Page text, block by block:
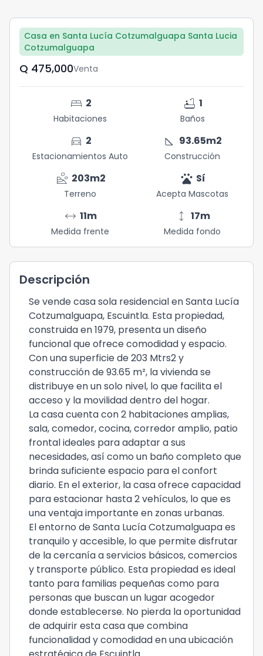
Casa en Santa Lucía Cotzumalguapa Santa Lucia
Cotzumalguapa
Q	475,000Venta
bed 2
Habitaciones
bathtub 1
Baños
directions_car 2
Estacionamientos Auto
square_foot 93.65m2
Construcción
landslide 203m2
Terreno
pets Sí
Acepta Mascotas
arrow_range 11m
Medida frente
height 17m
Medida fondo
Descripción
Se vende casa sola residencial en Santa Lucía
Cotzumalguapa, Escuintla. Esta propiedad,
construida en 1979, presenta un diseño
funcional que ofrece comodidad y espacio.
Con una superficie de 203 Mtrs2 y
construcción de 93.65 m², la vivienda se
distribuye en un solo nivel, lo que facilita el
acceso y la movilidad dentro del hogar.
La casa cuenta con 2 habitaciones amplias,
sala, comedor, cocina, corredor amplio, patio
frontal ideales para adaptar a sus
necesidades, así como un baño completo que
brinda suficiente espacio para el confort
diario. En el exterior, la casa ofrece capacidad
para estacionar hasta 2 vehículos, lo que es
una ventaja importante en zonas urbanas.
El entorno de Santa Lucía Cotzumalguapa es
tranquilo y accesible, lo que permite disfrutar
de la cercanía a servicios básicos, comercios
y transporte público. Esta propiedad es ideal
tanto para familias pequeñas como para
personas que buscan un lugar acogedor
donde establecerse. No pierda la oportunidad
de adquirir esta casa que combina
funcionalidad y comodidad en una ubicación